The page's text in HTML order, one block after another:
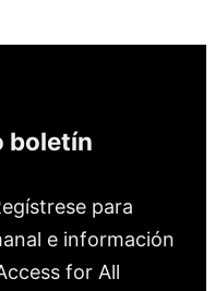
boletín
para
e información
for All